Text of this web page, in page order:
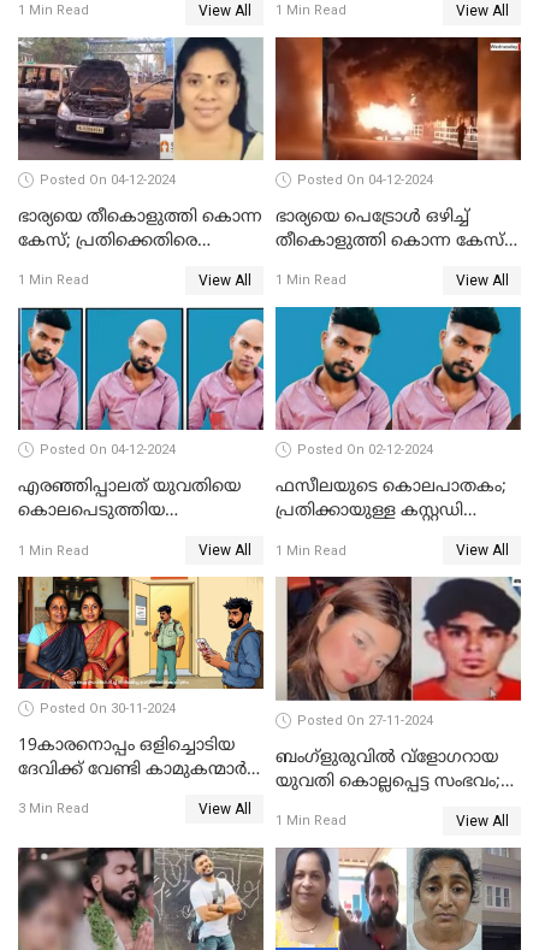
1 Min Read View All 1 Min Read View All
Posted On 04-12-2024
ഭാര്യയെ തീകൊളുത്തി കൊന്ന
കേസ്; പ്രതിക്കെതിരെ
വധശ്രമ കുറ്റവും ചുമത്തി
1 Min Read View All
Posted On 04-12-2024
ഭാര്യയെ പെട്രോള്‍ ഒഴിച്ച്
തീകൊളുത്തി കൊന്ന കേസ്‌;
രേഖപ്പെടുത്തി
1 Min Read View All
Posted On 04-12-2024
എരഞ്ഞിപ്പാലത് യുവതിയെ
കൊലപെടുത്തിയ
കസ്റ്റഡി അപേക്ഷ ഇന്ന്
1 Min Read View All
Posted On 02-12-2024
ഫസീലയുടെ കൊലപാതകം;
പ്രതിക്കായുള്ള കസ്റ്റഡി
1 Min Read View All
Posted On 30-11-2024
19കാരനൊപ്പം ഒളിച്ചൊടിയ
ദേവിക്ക് വേണ്ടി കാമുകന്മാർ
സംഭവിച്ചത്
3 Min Read View All
Posted On 27-11-2024
ബംഗ്‌ളുരുവില്‍ വ്‌ളോഗറായ
യുവതി കൊല്ലപ്പെട്ട സംഭവം;
ഊര്‍ജിതമാക്കി
1 Min Read View All